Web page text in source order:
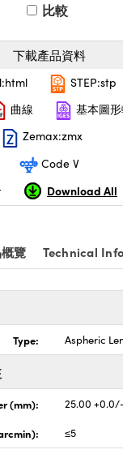
光學
比較
下載產品資料
STEP:stp
曲線
基本圖
Zemax:zmx
Code V
Download All
覽 Technical
Type: Aspheric
(mm):
25.00
≤5